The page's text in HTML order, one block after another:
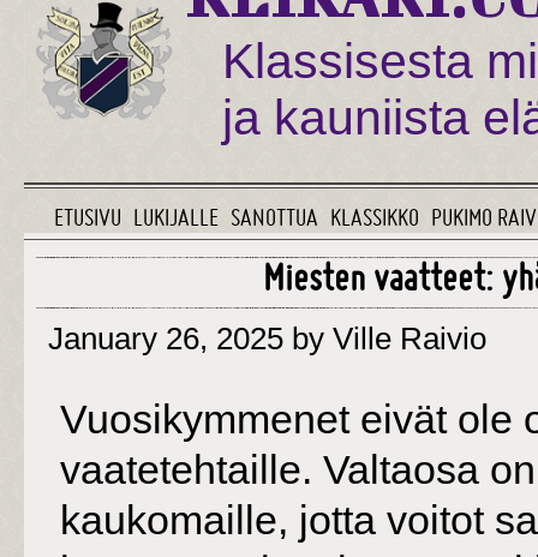
Klassisesta
ja kauniista
ETUSIVU LUKIJALLE SANOTTUA KLASSIKKO PUKIMO
Miesten vaatteet:
January 26, 2025 by Ville Raivio
Vuosikymmenet eivät ole
vaatetehtaille. Valtaosa
kaukomaille, jotta voitot